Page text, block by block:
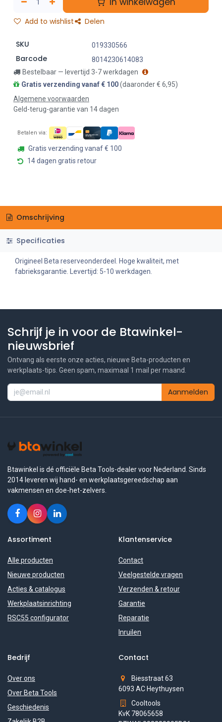
Add to wishlist Delen
SKU 019330566
Barcode
8014230614083
Bestelbaar — levertijd 3-7 werkdagen
Gratis verzending vanaf € 100(daaronder € 6,95)
Algemene voorwaarden
Geld-terug-garantie van 14 dagen
Betalen via:
Gratis verzending vanaf € 100
14 dagen gratis retour
Omschrijving
Specificaties
Origineel Beta reserveonderdeel. Hoge kwaliteit, met
fabrieksgarantie. Levertijd: 5-10 werkdagen.
Schrijf je in voor de Btawinkel-
nieuwsbrief
Ontvang als eerste onze acties, nieuwe Beta-producten en
werkplaats-tips. Geen spam, maximaal 1 mail per maand.
Aanmelden
Btawinkel is dé officiële Beta Tools-dealer voor Nederland. Sinds
2014 leveren wij hand- en werkplaatsgereedschap aan
vakmensen en doe-het-zelvers.
Assortiment
Alle producten
Nieuwe producten
Acties & catalogus
Werkplaatsinrichting
RSC55 configurator
Klantenservice
Contact
Veelgestelde vragen
Verzenden & retour
Garantie
Reparatie
Inruilen
Bedrijf
Over ons
Over Beta Tools
Geschiedenis
Contact
Biesstraat 63
6093 AC Heythuysen
Cooltools
KvK 78065658